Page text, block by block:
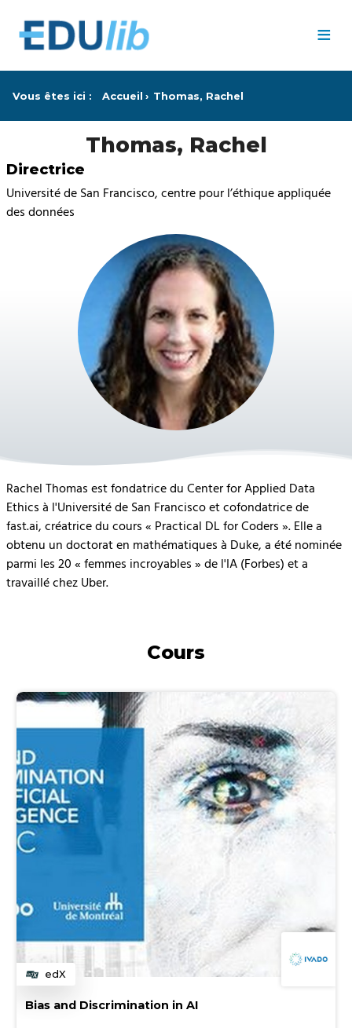
≡
Vous êtes ici : Accueil Thomas, Rachel
Thomas, Rachel
Directrice
Université de San Francisco, centre pour l’éthique appliquée
des données
Rachel Thomas est fondatrice du Center for Applied Data
Ethics à l'Université de San Francisco et cofondatrice de
fast.ai, créatrice du cours « Practical DL for Coders ». Elle a
obtenu un doctorat en mathématiques à Duke, a été nominée
parmi les 20 « femmes incroyables » de l'IA (Forbes) et a
travaillé chez Uber.
Cours
Bias and Discrimination in AI
Catégorie
edX